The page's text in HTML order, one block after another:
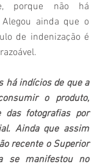
porque não há
ainda que o
de indenização é
há indícios de que a
o produto,
das fotografias por
Ainda que assim
recente o Superior
se manifestou no